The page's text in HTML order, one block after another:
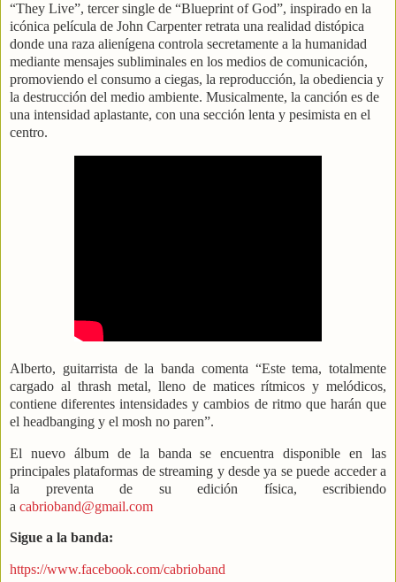
“They Live”, tercer single de “Blueprint of God”, inspirado en la
icónica película de John Carpenter retrata una realidad distópica
donde una raza alienígena controla secretamente a la humanidad
mediante mensajes subliminales en los medios de comunicación,
promoviendo el consumo a ciegas, la reproducción, la obediencia y
la destrucción del medio ambiente. Musicalmente, la canción es de
una intensidad aplastante, con una sección lenta y pesimista en el
centro.
Alberto, guitarrista de la banda comenta “Este tema, totalmente
cargado al thrash metal, lleno de matices rítmicos y melódicos,
contiene diferentes intensidades y cambios de ritmo que harán que
el headbanging y el mosh no paren”.
El nuevo álbum de la banda se encuentra disponible en las
principales plataformas de streaming y desde ya se puede acceder a
la preventa de su edición física, escribiendo
a cabrioband@gmail.com
Sigue a la banda:
https://www.facebook.com/cabrioband